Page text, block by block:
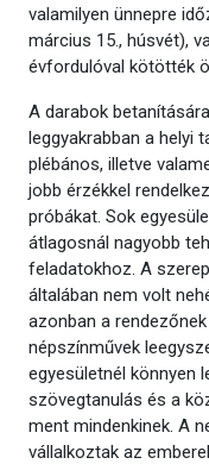
valamilyen ünnepre
március 15., húsvét),
évfordulóval kötötték
A darabok
leggyakrabban a helyi
plébános, illetve
jobb érzékkel
próbákat. Sok
átlagosnál nagyobb
feladatokhoz. A
általában nem volt
azonban a
népszínművek
egyesületnél könnyen
szövegtanulás és a
ment mindenkinek. A
vállalkoztak az